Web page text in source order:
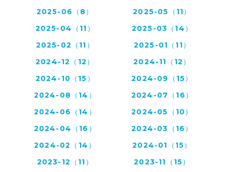
2025-06（8）
2025-05（11）
2025-04（11）
2025-03（14）
2025-02（11）
2025-01（11）
2024-12（12）
2024-11（12）
2024-10（15）
2024-09（15）
2024-08（14）
2024-07（16）
2024-06（14）
2024-05（10）
2024-04（16）
2024-03（16）
2024-02（14）
2024-01（15）
2023-12（11）
2023-11（15）